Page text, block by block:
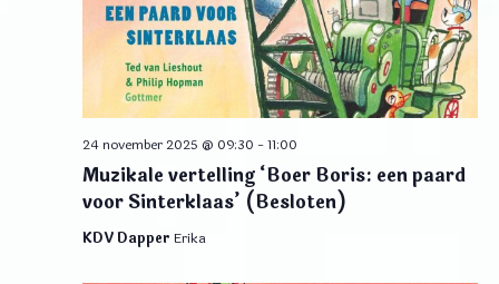
Muzikale vertelling ‘Boer Boris: een paard
voor Sinterklaas’ (Besloten)
24 november 2025 @ 09:30 -11:00
KDV Dapper Erika